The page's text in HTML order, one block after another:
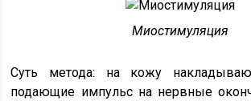
Миостимуляция
Суть метода: на кожу
подающие импульс на нервные